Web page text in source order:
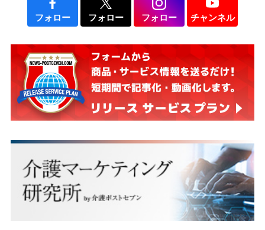
フォロー フォロー フォロー チャンネル